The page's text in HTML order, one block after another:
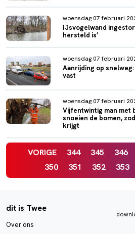
woensdag 07 februari
IJsvogelwand
hersteld is’
woensdag 07 februari
Aanrijding op
vast
woensdag 07 februari
Vijfentwintig man met
snoeien de bomen,
krijgt
VORIGE 344 345 346
350
351 352 353
dit is Twee
Over ons